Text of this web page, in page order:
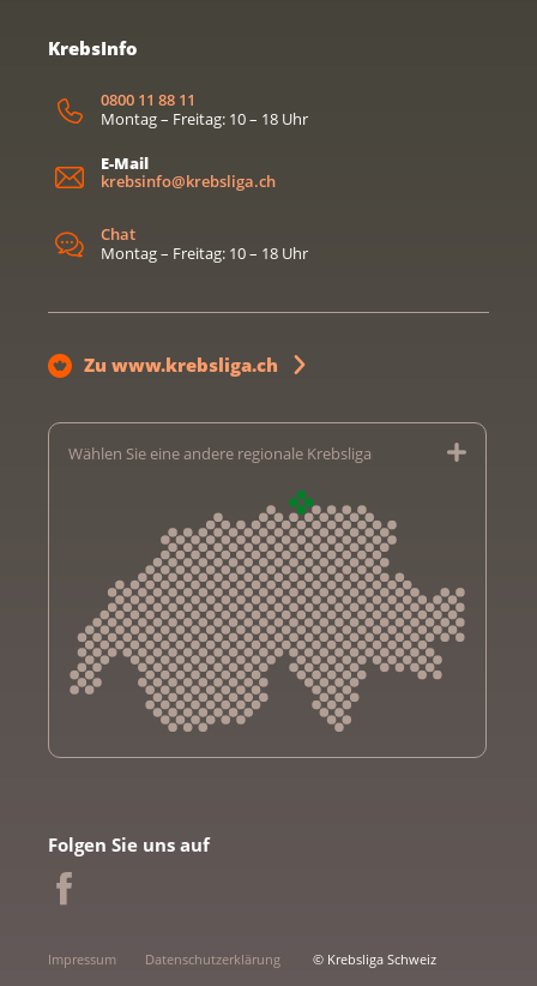
KrebsInfo
0800 11 88 11
Montag – Freitag: 10 – 18 Uhr
E-Mail
krebsinfo@krebsliga.ch
Chat
Montag – Freitag: 10 – 18 Uhr
Zu www.krebsliga.ch
Wählen Sie eine andere regionale Krebsliga
Krebsliga Bern
Krebsliga Freiburg
Krebsliga Graubünden
Folgen Sie uns auf
Impressum Datenschutzerklärung © Krebsliga Schweiz